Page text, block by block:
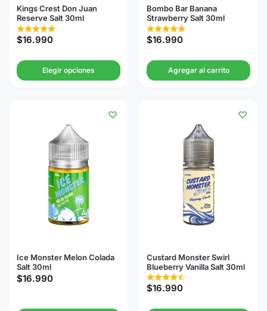
Kings Crest Don Juan
Reserve Salt 30ml
$16.990
Elegir opciones
Bombo Bar Banana
Strawberry Salt 30ml
$16.990
Agregar al carrito
Ice Monster Melon Colada
Salt 30ml
$16.990
Custard Monster Swirl
Blueberry Vanilla Salt 30ml
$16.990